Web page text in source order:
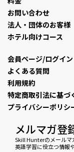
お問い合わせ
法人・団体のお客様
ホテル向けコース
会員ページ/ログイン
よくある質問
利用規約
特定商取引法に基づ
プライバシーポリシ
メルマガ登
Skill Hunterのメールマ
英語学習に役立つ情報